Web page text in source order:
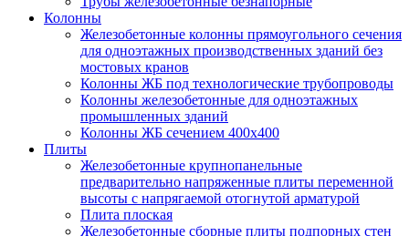
Колонны
Железобетонные колонны прямоугольного сечения
для одноэтажных производственных зданий без
мостовых кранов
Колонны ЖБ под технологические трубопроводы
Колонны железобетонные для одноэтажных
промышленных зданий
Колонны ЖБ сечением 400х400
Плиты
Железобетонные крупнопанельные
предварительно напряженные плиты переменной
высоты с напрягаемой отогнутой арматурой
Плита плоская
Железобетонные сборные плиты подпорных стен